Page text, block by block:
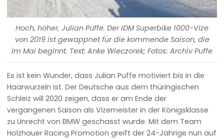
Hoch, höher, Julian Puffe. Der IDM Superbike 1000-Vize
von 2019 ist gewappnet für die kommende Saison, die
im Mai beginnt. Text: Anke Wieczorek; Fotos: Archiv Puffe
Es ist kein Wunder, dass Julian Puffe motiviert bis in die
Haarwurzeln ist. Der Deutsche aus dem thüringischen
Schleiz will 2020 zeigen, dass er am Ende der
vergangenen Saison als Vizemeister in der Königsklasse
zu Unrecht von BMW geschasst wurde. Mit dem Team
Holzhauer Racing Promotion greift der 24-Jährige nun auf